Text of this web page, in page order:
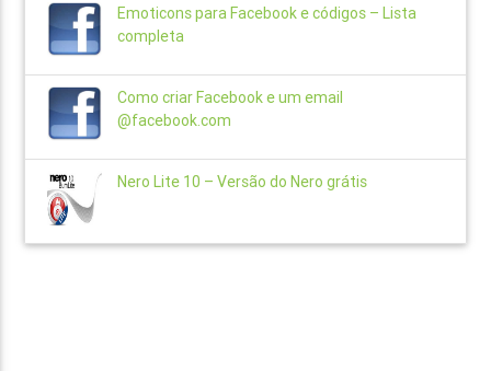
Emoticons para Facebook e códigos – Lista
completa
Como criar Facebook e um email
@facebook.com
Nero Lite 10 – Versão do Nero grátis